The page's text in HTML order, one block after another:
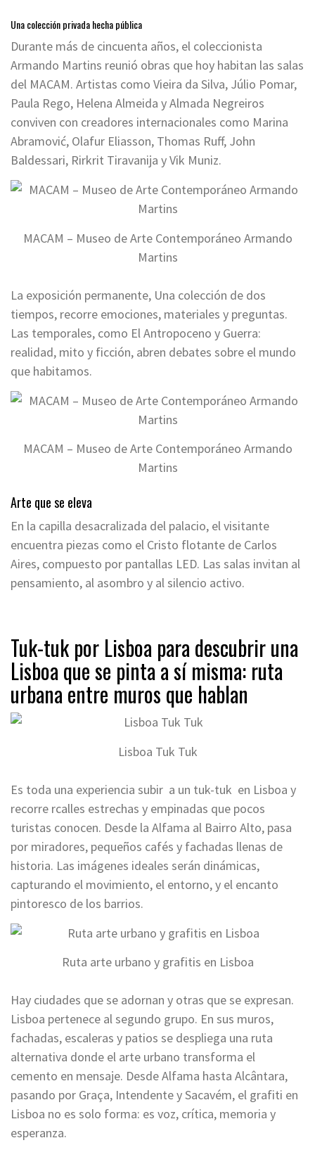
Una colección privada hecha pública
Durante más de cincuenta años, el coleccionista
Armando Martins reunió obras que hoy habitan las salas
del MACAM. Artistas como Vieira da Silva, Júlio Pomar,
Paula Rego, Helena Almeida y Almada Negreiros
conviven con creadores internacionales como Marina
Abramović, Olafur Eliasson, Thomas Ruff, John
Baldessari, Rirkrit Tiravanija y Vik Muniz.
MACAM – Museo de Arte Contemporáneo Armando
Martins
La exposición permanente, Una colección de dos
tiempos, recorre emociones, materiales y preguntas.
Las temporales, como El Antropoceno y Guerra:
realidad, mito y ficción, abren debates sobre el mundo
que habitamos.
MACAM – Museo de Arte Contemporáneo Armando
Martins
Arte que se eleva
En la capilla desacralizada del palacio, el visitante
encuentra piezas como el Cristo flotante de Carlos
Aires, compuesto por pantallas LED. Las salas invitan al
pensamiento, al asombro y al silencio activo.
Tuk-tuk por Lisboa para descubrir una
Lisboa que se pinta a sí misma: ruta
urbana entre muros que hablan
Lisboa Tuk Tuk
Es toda una experiencia subir a un tuk-tuk en Lisboa y
recorre rcalles estrechas y empinadas que pocos
turistas conocen. Desde la Alfama al Bairro Alto, pasa
por miradores, pequeños cafés y fachadas llenas de
historia. Las imágenes ideales serán dinámicas,
capturando el movimiento, el entorno, y el encanto
pintoresco de los barrios.
Ruta arte urbano y grafitis en Lisboa
Hay ciudades que se adornan y otras que se expresan.
Lisboa pertenece al segundo grupo. En sus muros,
fachadas, escaleras y patios se despliega una ruta
alternativa donde el arte urbano transforma el
cemento en mensaje. Desde Alfama hasta Alcântara,
pasando por Graça, Intendente y Sacavém, el grafiti en
Lisboa no es solo forma: es voz, crítica, memoria y
esperanza.